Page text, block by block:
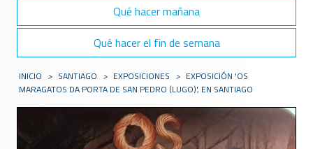
Qué hacer mañana
Qué hacer el fin de semana
INICIO > SANTIAGO > EXPOSICIONES > EXPOSICIÓN 'OS
MARAGATOS DA PORTA DE SAN PEDRO (LUGO)', EN SANTIAGO